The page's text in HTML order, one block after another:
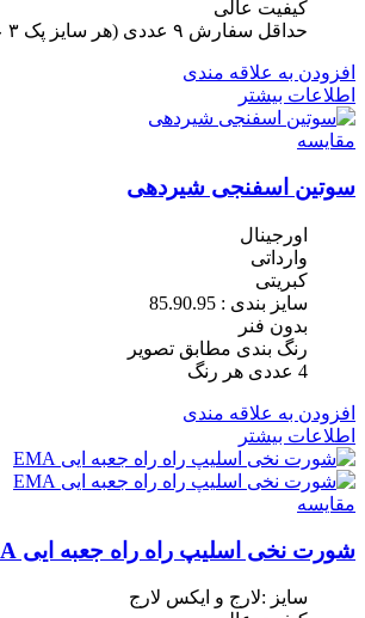
کیفیت عالی
حداقل سفارش ٩ عددی (هر سایز پک ٣ عددی)
افزودن به علاقه مندی
اطلاعات بیشتر
مقایسه
سوتین اسفنجی شیردهی
اورجینال
وارداتی
کبریتی
سایز بندی : 85.90.95
بدون فنر
رنگ بندی مطابق تصویر
4 عددی هر رنگ
افزودن به علاقه مندی
اطلاعات بیشتر
مقایسه
شورت نخی اسلیپ راه راه جعبه ایی EMA
سایز :لارج و ایکس لارج